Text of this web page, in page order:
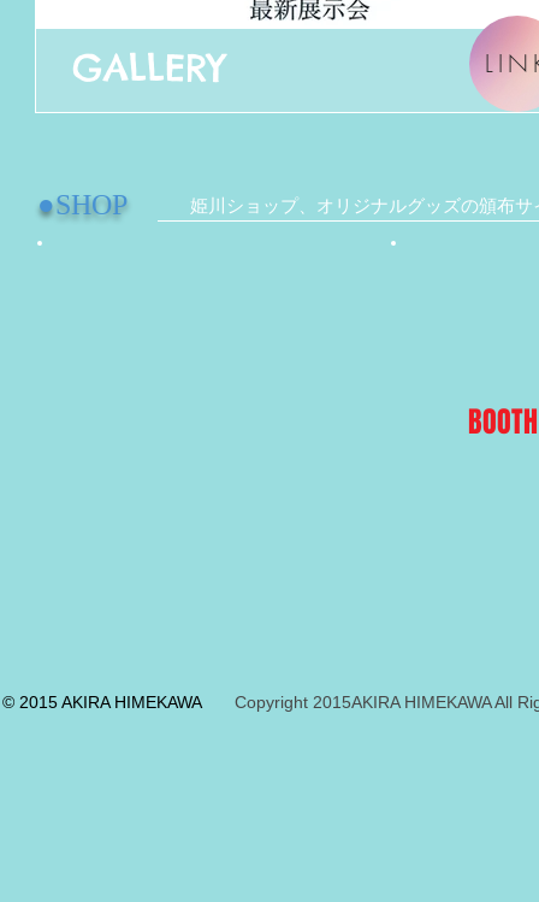
GALLERY
●SHOP 姫川ショップ、オリジナルグッズの頒布サ
BOOTH
© 2015 AKIRA HIMEKAWA Copyright 2015AKIRA HIMEKAWA All